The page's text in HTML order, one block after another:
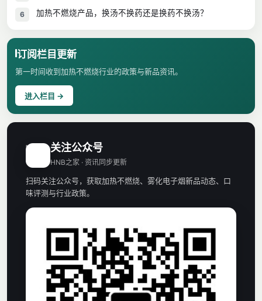
6 加热不燃烧产品，换汤不换药还是换药不换汤？
订阅栏目更新
第一时间收到加热不燃烧行业的政策与新品资讯。
进入栏目 →
H 关注公众号
HNB之家 · 资讯同步更新
扫码关注公众号，获取加热不燃烧、雾化电子烟新品动态、口
味评测与行业政策。